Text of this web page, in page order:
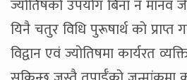
ज्योतिषको उपयोग बिना न
यिनै चतुर विधि पुरूषार्थ को
विद्वान एवं ज्योतिषमा कार्यरत